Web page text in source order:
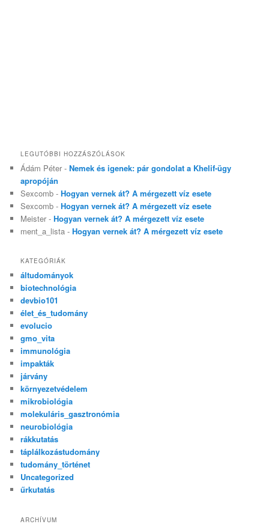
LEGUTÓBBI HOZZÁSZÓLÁSOK
Ádám Péter -Nemek és igenek: pár gondolat a Khelif-ügy
apropóján
Sexcomb -Hogyan vernek át? A mérgezett víz esete
Sexcomb -Hogyan vernek át? A mérgezett víz esete
Meister -Hogyan vernek át? A mérgezett víz esete
ment_a_lista -Hogyan vernek át? A mérgezett víz esete
KATEGÓRIÁK
áltudományok
biotechnológia
devbio101
élet_és_tudomány
evolucio
gmo_vita
immunológia
impakták
járvány
környezetvédelem
mikrobiológia
molekuláris_gasztronómia
neurobiológia
rákkutatás
táplálkozástudomány
tudomány_történet
Uncategorized
űrkutatás
ARCHÍVUM